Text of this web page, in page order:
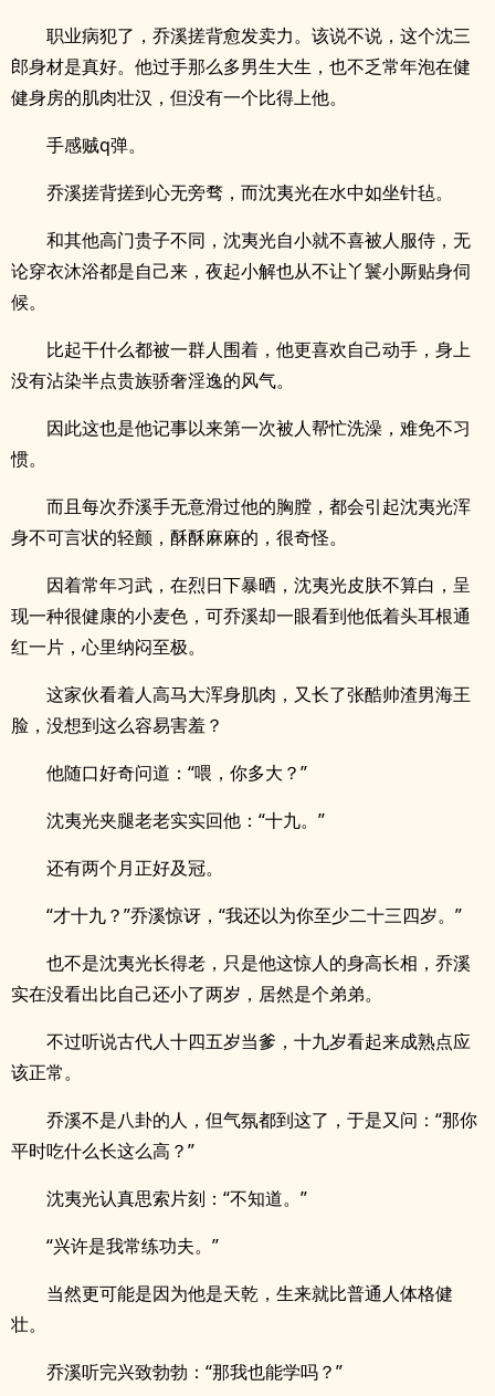
职业病犯了，乔溪搓背愈发卖力。该说不说，这个沈三
郎身材是真好。他过手那么多男生大生，也不乏常年泡在健
健身房的肌肉壮汉，但没有一个比得上他。
手感贼q弹。
乔溪搓背搓到心无旁骛，而沈夷光在水中如坐针毡。
和其他高门贵子不同，沈夷光自小就不喜被人服侍，无
论穿衣沐浴都是自己来，夜起小解也从不让丫鬟小厮贴身伺
候。
比起干什么都被一群人围着，他更喜欢自己动手，身上
没有沾染半点贵族骄奢淫逸的风气。
因此这也是他记事以来第一次被人帮忙洗澡，难免不习
惯。
而且每次乔溪手无意滑过他的胸膛，都会引起沈夷光浑
身不可言状的轻颤，酥酥麻麻的，很奇怪。
因着常年习武，在烈日下暴晒，沈夷光皮肤不算白，呈
现一种很健康的小麦色，可乔溪却一眼看到他低着头耳根通
红一片，心里纳闷至极。
这家伙看着人高马大浑身肌肉，又长了张酷帅渣男海王
脸，没想到这么容易害羞？
他随口好奇问道：“喂，你多大？”
沈夷光夹腿老老实实回他：“十九。”
还有两个月正好及冠。
“才十九？”乔溪惊讶，“我还以为你至少二十三四岁。”
也不是沈夷光长得老，只是他这惊人的身高长相，乔溪
实在没看出比自己还小了两岁，居然是个弟弟。
不过听说古代人十四五岁当爹，十九岁看起来成熟点应
该正常。
乔溪不是八卦的人，但气氛都到这了，于是又问：“那你
平时吃什么长这么高？”
沈夷光认真思索片刻：“不知道。”
“兴许是我常练功夫。”
当然更可能是因为他是天乾，生来就比普通人体格健
壮。
乔溪听完兴致勃勃：“那我也能学吗？”